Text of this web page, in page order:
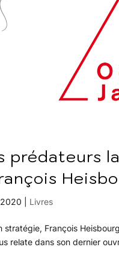
prédateurs
Livres
stratégie, François
relate dans son dernier